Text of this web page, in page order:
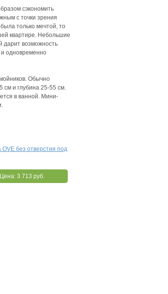
сэкономить
с точки зрения
только мечтой, то
квартире. Небольшие
дарит возможность
одновременно
Обычно
см и глубина 25-55 см.
в ванной. Мини-
без отверстия под
Цена: 3 713 руб.